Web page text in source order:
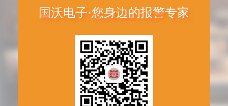
国沃电子·您身边的报警专家